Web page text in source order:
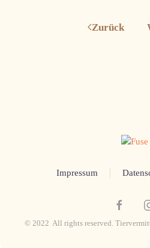
Zurück
Impressum
© 2022 All rights reserved.